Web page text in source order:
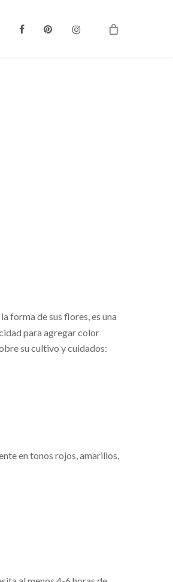
forma de sus flores, es una
para agregar color
su cultivo y cuidados:
en tonos rojos, amarillos,